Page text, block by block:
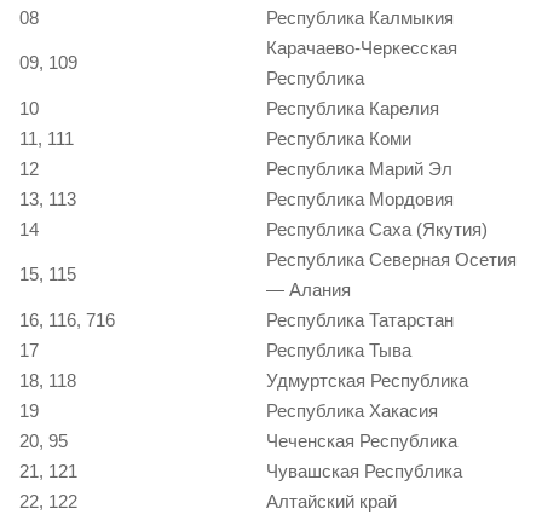
08
Республика Калмыкия
09, 109
Карачаево-Черкесская
Республика
10
Республика Карелия
11, 111
Республика Коми
12
Республика Марий Эл
13, 113
Республика Мордовия
14
Республика Саха (Якутия)
15, 115
Республика Северная Осетия
— Алания
16, 116, 716
Республика Татарстан
17
Республика Тыва
18, 118
Удмуртская Республика
19
Республика Хакасия
20, 95
Чеченская Республика
21, 121
Чувашская Республика
22, 122
Алтайский край